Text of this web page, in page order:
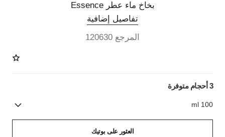
بخاخ ماء عطر Essence
تفاصيل إضافية
المرجع 120630
3 أحجام متوفرة
100 ml
العثور على بوتيك